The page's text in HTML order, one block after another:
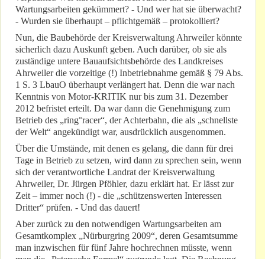
Wartungsarbeiten gekümmert? - Und wer hat sie überwacht?
- Wurden sie überhaupt – pflichtgemäß – protokolliert?
Nun, die Baubehörde der Kreisverwaltung Ahrweiler könnte
sicherlich dazu Auskunft geben. Auch darüber, ob sie als
zuständige untere Bauaufsichtsbehörde des Landkreises
Ahrweiler die vorzeitige (!) Inbetriebnahme gemäß § 79 Abs.
1 S. 3 LbauO überhaupt verlängert hat. Denn die war nach
Kenntnis von Motor-KRITIK nur bis zum 31. Dezember
2012 befristet erteilt. Da war dann die Genehmigung zum
Betrieb des „ring°racer“, der Achterbahn, die als „schnellste
der Welt“ angekündigt war, ausdrücklich ausgenommen.
Über die Umstände, mit denen es gelang, die dann für drei
Tage in Betrieb zu setzen, wird dann zu sprechen sein, wenn
sich der verantwortliche Landrat der Kreisverwaltung
Ahrweiler, Dr. Jürgen Pföhler, dazu erklärt hat. Er lässt zur
Zeit – immer noch (!) - die „schützenswerten Interessen
Dritter“ prüfen. - Und das dauert!
Aber zurück zu den notwendigen Wartungsarbeiten am
Gesamtkomplex „Nürburgring 2009“, deren Gesamtsumme
man inzwischen für fünf Jahre hochrechnen müsste, wenn